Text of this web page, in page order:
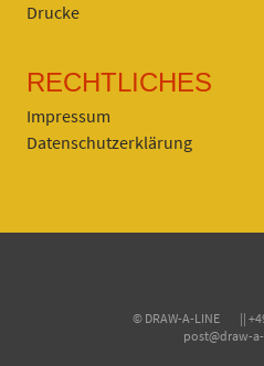
Drucke
RECHTLICHES
Impressum
Datenschutzerklärung
© DRAW-A-LINE || +49
post@draw-